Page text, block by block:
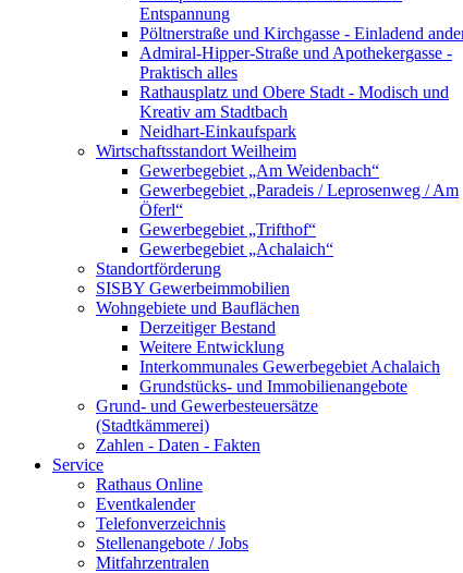
Entspannung
Pöltnerstraße und Kirchgasse - Einladend
Admiral-Hipper-Straße und Apothekergasse -
Praktisch alles
Rathausplatz und Obere Stadt - Modisch und
Kreativ am Stadtbach
Neidhart-Einkaufspark
Wirtschaftsstandort Weilheim
Gewerbegebiet „Am Weidenbach“
Gewerbegebiet „Paradeis / Leprosenweg / Am
Öferl“
Gewerbegebiet „Trifthof“
Gewerbegebiet „Achalaich“
Standortförderung
SISBY Gewerbeimmobilien
Wohngebiete und Bauflächen
Derzeitiger Bestand
Weitere Entwicklung
Interkommunales Gewerbegebiet Achalaich
Grundstücks- und Immobilienangebote
Grund- und Gewerbesteuersätze
(Stadtkämmerei)
Zahlen - Daten - Fakten
Service
Rathaus Online
Eventkalender
Telefonverzeichnis
Stellenangebote / Jobs
Mitfahrzentralen